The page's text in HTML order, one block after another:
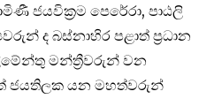
ජයවික්‍රම පෙරේරා, පාඨලි
ද බස්නාහිර පළාත් ප්‍රධාන
මන්ත්‍රීවරුන් වන
ජයතිලක යන මහත්වරුන්